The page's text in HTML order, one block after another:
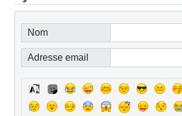
Nom
Adresse email